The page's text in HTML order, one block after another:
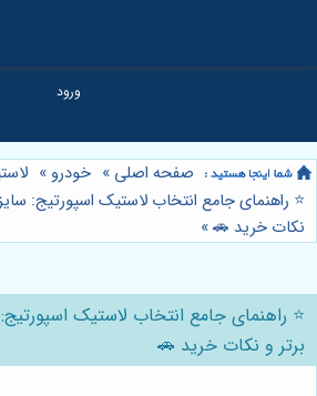
صفحه اصلی » خودرو »
⭐️ راهنمای جامع انتخاب لاستیک اسپورتیج:
نکات خرید 🚗»
⭐️ راهنمای جامع انتخاب لاستیک
برتر و نکات خرید 🚗